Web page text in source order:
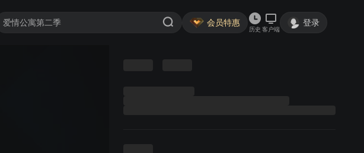
会员特惠
历史 客户端
登录